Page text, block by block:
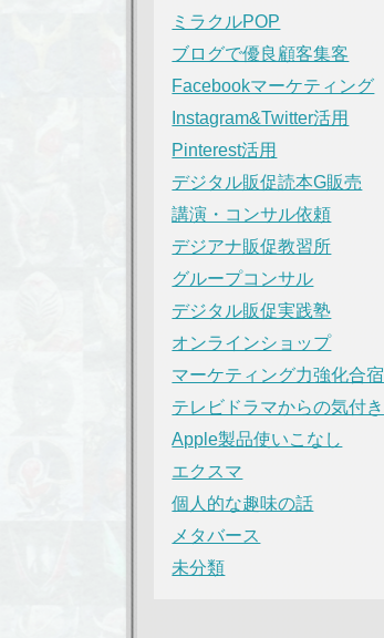
ミラクルPOP
ブログで優良顧客集客
Facebookマーケティング
Instagram&Twitter活用
Pinterest活用
デジタル販促読本G販売
講演・コンサル依頼
デジアナ販促教習所
グループコンサル
デジタル販促実践塾
オンラインショップ
マーケティング力強化合宿
テレビドラマからの気付き
Apple製品使いこなし
エクスマ
個人的な趣味の話
メタバース
未分類